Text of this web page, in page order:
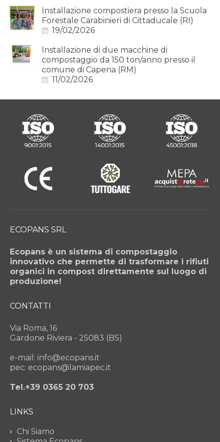
Installazione compostiera presso la Scuola
Forestale Carabinieri di Cittaducale (RI)
19/02/2026
Installazione di due macchine di
compostaggio da 150 ton/anno presso il
comune di Capena (RM)
11/02/2026
ECOPANS SRL
Ecopans è un sistema di compostaggio
innovativo che permette di trasformare i rifiuti
organici in compost direttamente sul luogo di
produzione!
CONTATTI
Via Roma, 16
Gardone Riviera - 25083 (BS)
e-mail: info@ecopans.it
pec: ecopans@lamiapec.it
Tel.+39 0365 20 703
LINKS
Chi Siamo